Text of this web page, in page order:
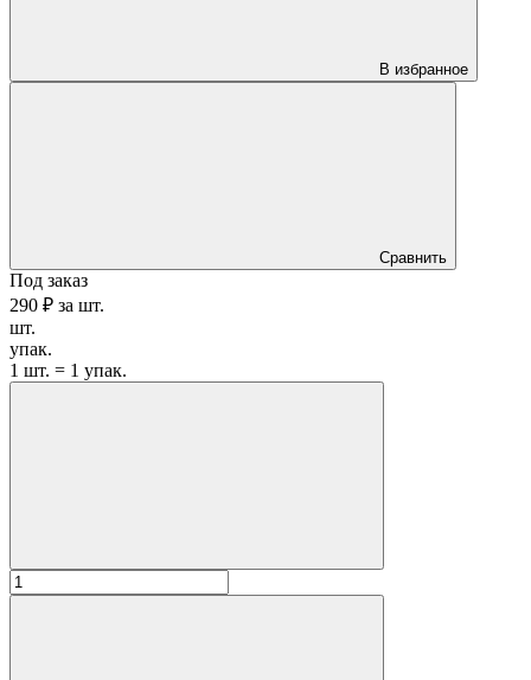
В избранное
Сравнить
Под заказ
290 ₽ за шт.
шт.
упак.
1 шт. = 1 упак.